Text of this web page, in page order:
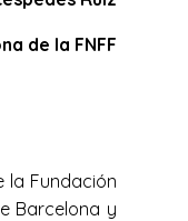
de la FNFF
la Fundación
Barcelona y